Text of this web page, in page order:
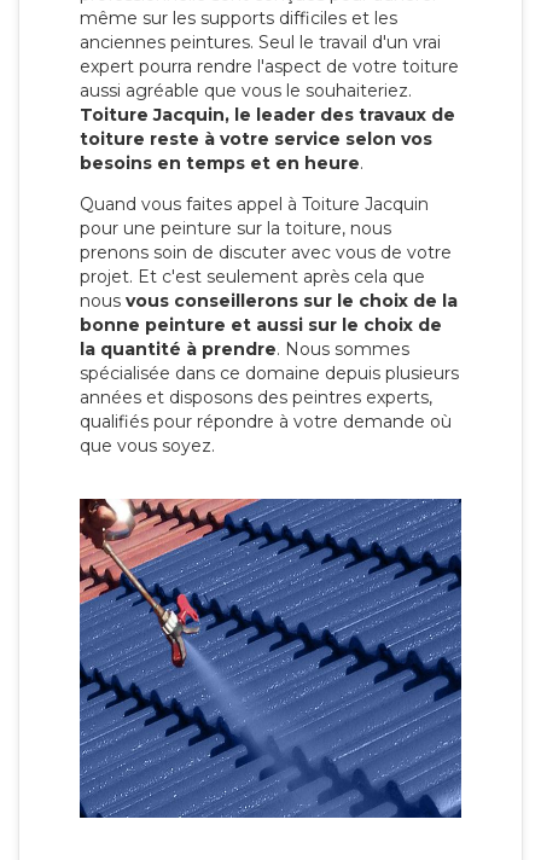
même sur les supports difficiles et les
anciennes peintures. Seul le travail d'un vrai
expert pourra rendre l'aspect de votre toiture
aussi agréable que vous le souhaiteriez.
Toiture Jacquin, le leader des travaux de
toiture reste à votre service selon vos
besoins en temps et en heure.
Quand vous faites appel à Toiture Jacquin
pour une peinture sur la toiture, nous
prenons soin de discuter avec vous de votre
projet. Et c'est seulement après cela que
nous vous conseillerons sur le choix de la
bonne peinture et aussi sur le choix de
la quantité à prendre. Nous sommes
spécialisée dans ce domaine depuis plusieurs
années et disposons des peintres experts,
qualifiés pour répondre à votre demande où
que vous soyez.